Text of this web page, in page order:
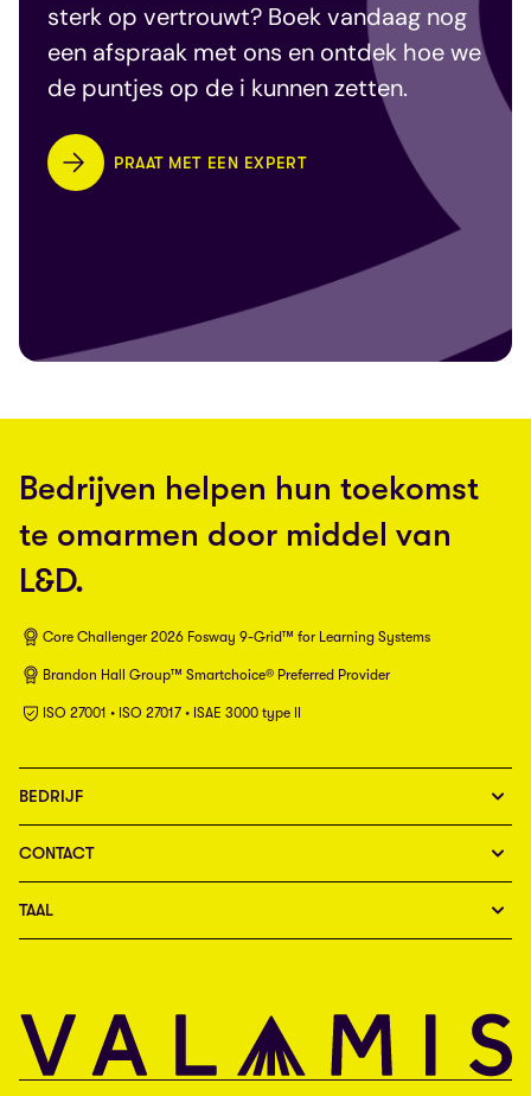
sterk op vertrouwt? Boek vandaag nog
een afspraak met ons en ontdek hoe we
de puntjes op de i kunnen zetten.
PRAAT MET EEN EXPERT
Bedrijven helpen hun toekomst
te omarmen door middel van
L&D.
Core Challenger 2026 Fosway 9-Grid™ for Learning Systems
Brandon Hall Group™ Smartchoice® Preferred Provider
ISO 27001 • ISO 27017 • ISAE 3000 type II
BEDRIJF
CONTACT
TAAL